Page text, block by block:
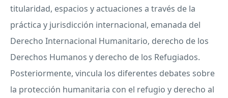
titularidad, espacios y actuaciones a través de la
práctica y jurisdicción internacional, emanada del
Derecho Internacional Humanitario, derecho de los
Derechos Humanos y derecho de los Refugiados.
Posteriormente, vincula los diferentes debates sobre
la protección humanitaria con el refugio y derecho al